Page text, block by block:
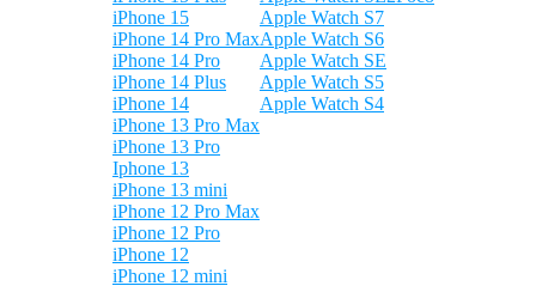
iPhone 15
iPhone 14 Pro Max
iPhone 14 Pro
iPhone 14 Plus
iPhone 14
iPhone 13 Pro Max
iPhone 13 Pro
Iphone 13
iPhone 13 mini
iPhone 12 Pro Max
iPhone 12 Pro
iPhone 12
iPhone 12 mini
Apple Watch S7
Apple Watch S6
Apple Watch SE
Apple Watch S5
Apple Watch S4